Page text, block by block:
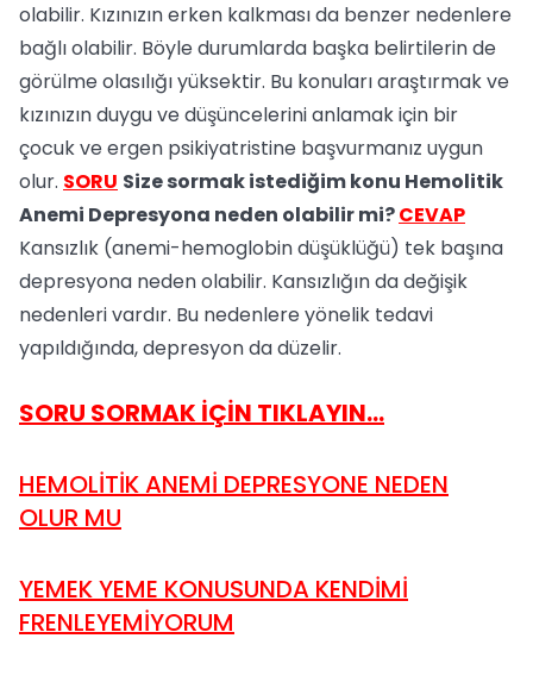
olabilir. Kızınızın erken kalkması da benzer nedenlere
bağlı olabilir. Böyle durumlarda başka belirtilerin de
görülme olasılığı yüksektir. Bu konuları araştırmak ve
kızınızın duygu ve düşüncelerini anlamak için bir
çocuk ve ergen psikiyatristine başvurmanız uygun
olur. SORU Size sormak istediğim konu Hemolitik
Anemi Depresyona neden olabilir mi?CEVAP
Kansızlık (anemi-hemoglobin düşüklüğü) tek başına
depresyona neden olabilir. Kansızlığın da değişik
nedenleri vardır. Bu nedenlere yönelik tedavi
yapıldığında, depresyon da düzelir.
SORU SORMAK İÇİN TIKLAYIN...
HEMOLİTİK ANEMİ DEPRESYONE NEDEN
OLUR MU
YEMEK YEME KONUSUNDA KENDİMİ
FRENLEYEMİYORUM